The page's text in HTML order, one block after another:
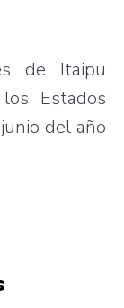
de Itaipu
Estados
del año